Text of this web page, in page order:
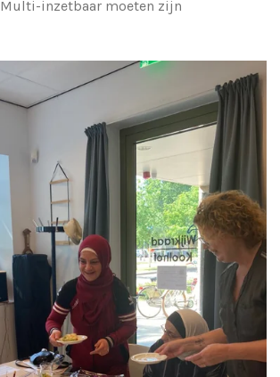
Multi-inzetbaar moeten zijn